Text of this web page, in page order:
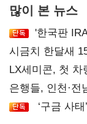
많이 본 뉴스
'한국판
시금치 한달새
LX세미콘, 첫 차
공급
은행들, 인천·전
‘구금 사